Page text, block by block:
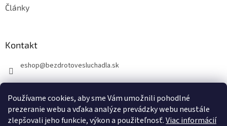
Používame cookies, aby sme Vám umožnili pohodlné
prezeranie webu a vďaka analýze prevádzky webu neustále
zlepšovali jeho funkcie, výkon a použiteľnosť.Viac informácií
Články
Kontakt
eshop@bezdrotovesluchadla.sk